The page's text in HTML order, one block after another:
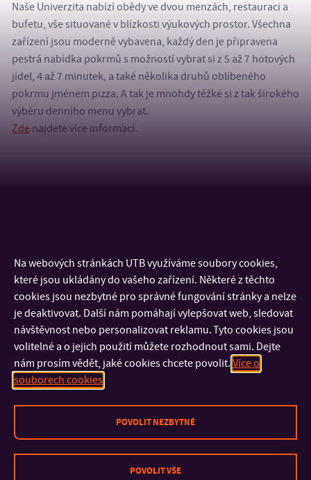
Naše Univerzita nabízí obědy ve dvou menzách, restauraci a
bufetu, vše situované v blízkosti výukových prostor. Všechna
zařízení jsou moderně vybavena, každý den je připravena
pestrá nabídka pokrmů s možností vybrat si z 5 až 7 hotových
jídel, 4 až 7 minutek, a také několika druhů oblíbeného
pokrmu jménem pizza. A tak je mnohdy těžké si z tak širokého
výběru denního menu vybrat.
Zde najdete více informací.
KONTAKT
FAKULTY A SOUČÁSTI
Na webových stránkách UTB využíváme soubory cookies,
které jsou ukládány do vašeho zařízení. Některé z těchto
cookies jsou nezbytné pro správné fungování stránky a nelze
je deaktivovat. Další nám pomáhají vylepšovat web, sledovat
návštěvnost nebo personalizovat reklamu. Tyto cookies jsou
volitelné a o jejich použití můžete rozhodnout sami. Dejte
nám prosím vědět, jaké cookies chcete povolit. Více o
souborech cookies
POVOLIT NEZBYTNÉ
POVOLIT VŠE